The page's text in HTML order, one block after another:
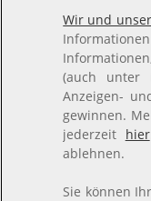
Wir und
(auch unter
Anzeigen-
gewinnen.
jederzeit hier
ablehnen.
Sie können